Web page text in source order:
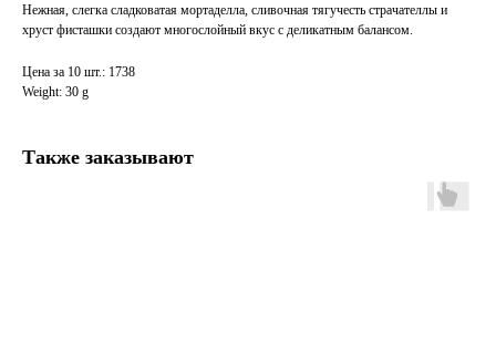
Нежная, слегка сладковатая мортаделла, сливочная тягучесть страчателлы и
хруст фисташки создают многослойный вкус с деликатным балансом.
Цена за 10 шт.: 1738
Weight: 30 g
Также заказывают